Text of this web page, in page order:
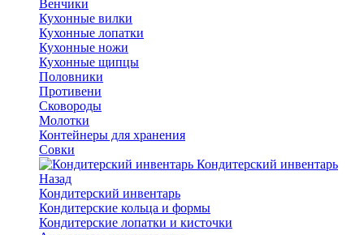
Венчики
Кухонные вилки
Кухонные лопатки
Кухонные ножи
Кухонные щипцы
Половники
Противени
Сковороды
Молотки
Контейнеры для хранения
Совки
Кондитерский инвентарь
Назад
Кондитерский инвентарь
Кондитерские кольца и формы
Кондитерские лопатки и кисточки